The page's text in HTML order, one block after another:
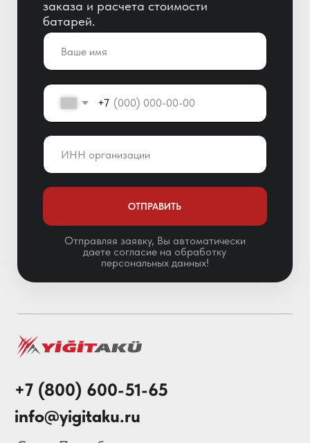
Особенности АКБ
Акции
Блог
О нас
info@yigitaku.ru
Мы в соц. сетях
+7 (800) 600-51-65
Санкт-Петербург,
Краснопутиловская ул. 69, оф. 123
Технологии Все права защищены.
Политика конфиденциальности